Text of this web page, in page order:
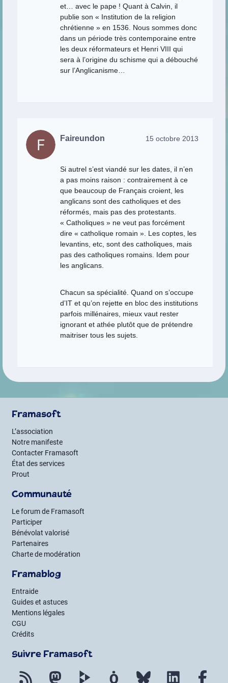
et… avec le pape ! Quant à Calvin, il
publie son « Institution de la religion
chrétienne » en 1536. Nous sommes donc
dans un période très contemporaine entre
les deux réformateurs et Henri VIII qui
sera à l’origine du schisme qui a débouché
sur l’Anglicanisme…
Faireundon 15 octobre 2013
Si autrel s’est viandé sur les dates, il n’en
a pas moins raison : contrairement à ce
que beaucoup de Français croient, les
anglicans sont des catholiques et des
réformés, mais pas des protestants.
« Catholiques » ne veut pas forcément
dire « catholique romain ». Les coptes, les
levantins, etc, sont des catholiques, mais
pas des catholiques romains. Idem pour
les anglicans.
Chacun sa spécialité. Quand on s’occupe
d’IT et qu’on rejette en bloc des institutions
parfois millénaires, mieux vaut rester
ignorant et athée plutôt que de prétendre
maitriser tous les sujets.
Framasoft
L’association
Notre manifeste
Contacter Framasoft
État des services
Prout
Communauté
Le forum de Framasoft
Participer
Bénévolat valorisé
Partenaires
Charte de modération
Framablog
Entraide
Guides et astuces
Mentions légales
CGU
Crédits
Suivre Framasoft
Flux RSS Mastodon PeerTube Mobilizon Bluesky LinkedIn